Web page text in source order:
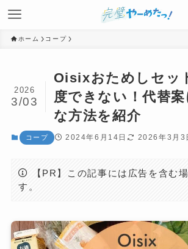
ホーム コープ
Oisixおためしセッ
度できない！代替
な方法を紹介
2026
3/03
コープ 2024年6月14日 2026年3月3
【PR】この記事には広告を含む
す。